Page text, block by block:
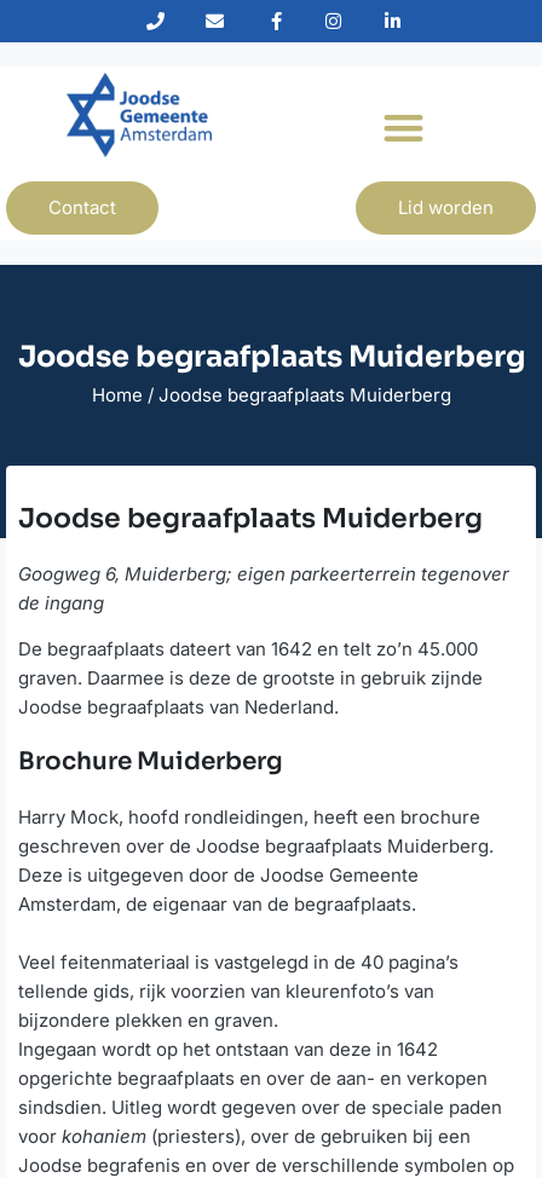
Contact Lid worden
Joodse begraafplaats Muiderberg
Home / Joodse begraafplaats Muiderberg
Joodse begraafplaats Muiderberg
Googweg 6, Muiderberg; eigen parkeerterrein tegenover
de ingang
De begraafplaats dateert van 1642 en telt zo’n 45.000
graven. Daarmee is deze de grootste in gebruik zijnde
Joodse begraafplaats van Nederland.
Brochure Muiderberg
Harry Mock, hoofd rondleidingen, heeft een brochure
geschreven over de Joodse begraafplaats Muiderberg.
Deze is uitgegeven door de Joodse Gemeente
Amsterdam, de eigenaar van de begraafplaats.
Veel feitenmateriaal is vastgelegd in de 40 pagina’s
tellende gids, rijk voorzien van kleurenfoto’s van
bijzondere plekken en graven.
Ingegaan wordt op het ontstaan van deze in 1642
opgerichte begraafplaats en over de aan- en verkopen
sindsdien. Uitleg wordt gegeven over de speciale paden
voor kohaniem (priesters), over de gebruiken bij een
Joodse begrafenis en over de verschillende symbolen op